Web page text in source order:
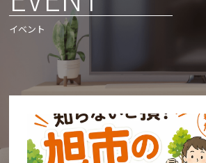
イベント